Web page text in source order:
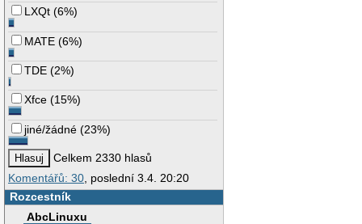
LXQt (6%)
MATE (6%)
TDE (2%)
Xfce (15%)
jiné/žádné (23%)
Celkem 2330 hlasů
Komentářů: 30, poslední 3.4. 20:20
Rozcestník
AbcLinuxu